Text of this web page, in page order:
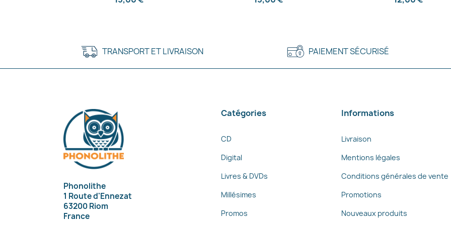
TRANSPORT ET LIVRAISON PAIEMENT SÉCURISÉ
Phonolithe
1 Route d'Ennezat
63200 Riom
France
Catégories
CD
Digital
Livres & DVDs
Millésimes
Promos
Informations
Livraison
Mentions légales
Conditions générales de vente
Promotions
Nouveaux produits